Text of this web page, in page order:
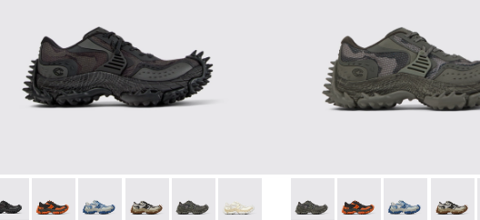
BEIGE
GRAY
002 - WHITE001 - BLACK
- A500043-001 - BLACK
TORNADO - A500043-009 - GRAY-ORANGE
TORNADO - A500043-008 - GRAY-BLUE
TORNADO - A500043-007 - GRAY-BEIGE
TORNADO - A500043-006 - GRAY
TORNADO - A500043-002 - WHITE
TORNADO - A500043-006 -
TORNADO -TORNADO -